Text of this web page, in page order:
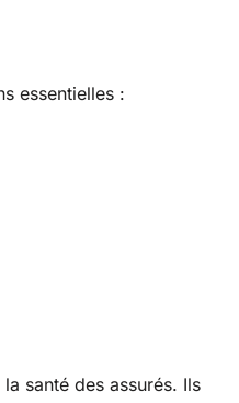
essentielles :
santé des assurés. Ils